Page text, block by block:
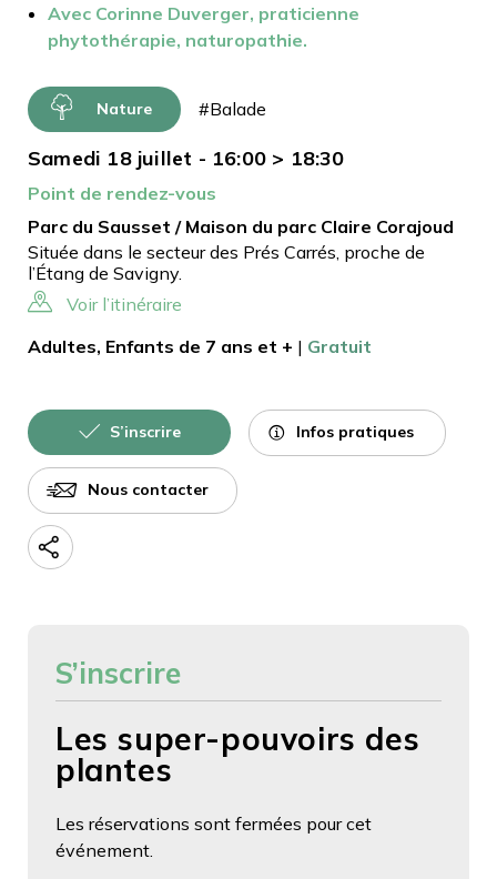
Avec Corinne Duverger, praticienne
phytothérapie, naturopathie.
Nature #Balade
Samedi 18 juillet - 16:00 > 18:30
Point de rendez-vous
Parc du Sausset / Maison du parc Claire Corajoud
Située dans le secteur des Prés Carrés, proche de
l’Étang de Savigny.
Voir l’itinéraire
Adultes, Enfants de 7 ans et + | Gratuit
S’inscrire Infos pratiques
Nous contacter
S’inscrire
Les super-pouvoirs des
plantes
Les réservations sont fermées pour cet
événement.